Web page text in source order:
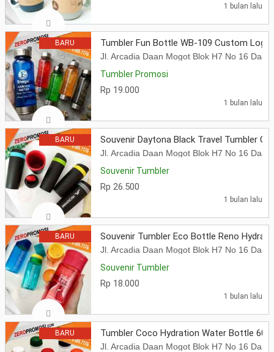
1 bulan lalu
BARU Tumbler Fun Bottle WB-109 Custom
Jl. Arcadia Daan Mogot Blok H7 No 16
Tumbler Promosi
Rp 19.000
1 bulan lalu
BARU Souvenir Daytona Black Travel Tumbler
Jl. Arcadia Daan Mogot Blok H7 No 16
Souvenir Tumbler
Rp 26.500
1 bulan lalu
BARU Souvenir Tumbler Eco Bottle Reno
Jl. Arcadia Daan Mogot Blok H7 No 16
Souvenir Tumbler
Rp 18.000
1 bulan lalu
BARU Tumbler Coco Hydration Water Bottle
Jl. Arcadia Daan Mogot Blok H7 No 16